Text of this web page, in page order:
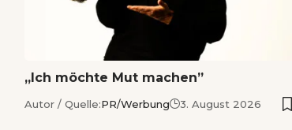
„Ich möchte Mut machen”
Autor / Quelle:PR/Werbung 3. August 2026